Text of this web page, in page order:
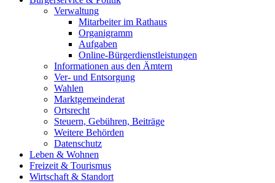
Verwaltung
Mitarbeiter im Rathaus
Organigramm
Aufgaben
Online-Bürgerdienstleistungen
Informationen aus den Ämtern
Ver- und Entsorgung
Wahlen
Marktgemeinderat
Ortsrecht
Steuern, Gebühren, Beiträge
Weitere Behörden
Datenschutz
Leben & Wohnen
Freizeit & Tourismus
Wirtschaft & Standort